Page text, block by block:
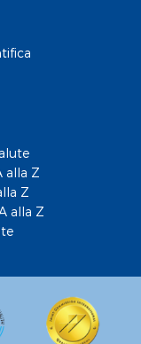
alla Z
Z
alla Z